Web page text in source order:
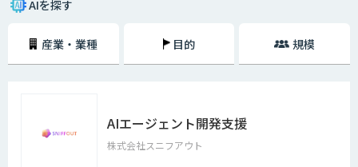
AIを探す
産業・業種 目的 規模
AIエージェント開発支援
株式会社スニフアウト